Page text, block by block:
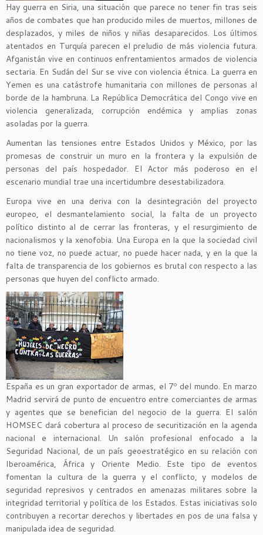
Hay guerra en Siria, una situación que parece no tener fin tras seis
años de combates que han producido miles de muertos, millones de
desplazados, y miles de niños y niñas desaparecidos. Los últimos
atentados en Turquía parecen el preludio de más violencia futura.
Afganistán vive en continuos enfrentamientos armados de violencia
sectaria. En Sudán del Sur se vive con violencia étnica. La guerra en
Yemen es una catástrofe humanitaria con millones de personas al
borde de la hambruna. La República Democrática del Congo vive en
violencia generalizada, corrupción endémica y amplias zonas
asoladas por la guerra.
Aumentan las tensiones entre Estados Unidos y México, por las
promesas de construir un muro en la frontera y la expulsión de
personas del país hospedador. El Actor más poderoso en el
escenario mundial trae una incertidumbre desestabilizadora.
Europa vive en una deriva con la desintegración del proyecto
europeo, el desmantelamiento social, la falta de un proyecto
político distinto al de cerrar las fronteras, y el resurgimiento de
nacionalismos y la xenofobia. Una Europa en la que la sociedad civil
no tiene voz, no puede actuar, no puede hacer nada, y en la que la
falta de transparencia de los gobiernos es brutal con respecto a las
personas que huyen del conflicto armado.
España es un gran exportador de armas, el 7º del mundo. En marzo
Madrid servirá de punto de encuentro entre comerciantes de armas
y agentes que se benefician del negocio de la guerra. El salón
HOMSEC dará cobertura al proceso de securitización en la agenda
nacional e internacional. Un salón profesional enfocado a la
Seguridad Nacional, de un país geoestratégico en su relación con
Iberoamérica, África y Oriente Medio. Este tipo de eventos
fomentan la cultura de la guerra y el conflicto, y modelos de
seguridad represivos y centrados en amenazas militares sobre la
integridad territorial y política de los Estados. Estas iniciativas solo
contribuyen a recortar derechos y libertades en pos de una falsa y
manipulada idea de seguridad.